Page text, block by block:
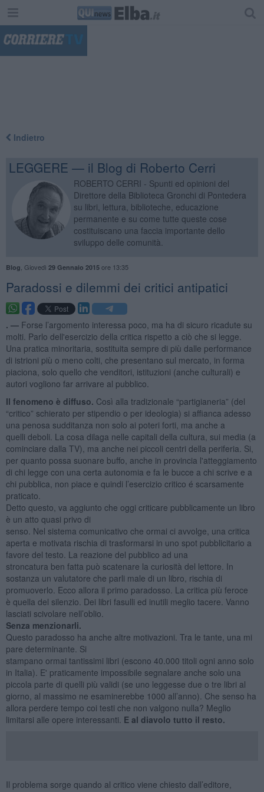
Indietro
LEGGERE — il Blog di Roberto Cerri
ROBERTO CERRI - Spunti ed opinioni del
Direttore della Biblioteca Gronchi di Pontedera
su libri, lettura, biblioteche, educazione
permanente e su come tutte queste cose
costituiscano una faccia importante dello
sviluppo delle comunità.
Blog Giovedì 29 Gennaio 2015ore 13:35
​Paradossi e dilemmi dei critici antipatici
. — Forse l’argomento interessa poco, ma ha di sicuro ricadute su
molti. Parlo dell'esercizio della critica rispetto a ciò che si legge.
Una pratica minoritaria, sostituita sempre di più dalle performance
di istrioni più o meno colti, che presentano sul mercato, in forma
piaciona, solo quello che venditori, istituzioni (anche culturali) e
autori vogliono far arrivare al pubblico.
Il fenomeno è diffuso. Così alla tradizionale “partigianeria” (del
“critico” schierato per stipendio o per ideologia) si affianca adesso
una penosa sudditanza non solo ai poteri forti, ma anche a
quelli deboli. La cosa dilaga nelle capitali della cultura, sui media (a
cominciare dalla TV), ma anche nei piccoli centri della periferia. Si,
per quanto possa suonare buffo, anche in provincia l'atteggiamento
di chi legge con una certa autonomia e fa le bucce a chi scrive e a
chi pubblica, non piace e quindi l’esercizio critico é scarsamente
praticato.
Detto questo, va aggiunto che oggi criticare pubblicamente un libro
è un atto quasi privo di
senso. Nel sistema comunicativo che ormai ci avvolge, una critica
aperta e motivata rischia di trasformarsi in uno spot pubblicitario a
favore del testo. La reazione del pubblico ad una
stroncatura ben fatta può scatenare la curiosità del lettore. In
sostanza un valutatore che parli male di un libro, rischia di
promuoverlo. Ecco allora il primo paradosso. La critica più feroce
è quella del silenzio. Dei libri fasulli ed inutili meglio tacere. Vanno
lasciati scivolare nell’oblio.
Senza menzionarli.
Questo paradosso ha anche altre motivazioni. Tra le tante, una mi
pare determinante. Si
stampano ormai tantissimi libri (escono 40.000 titoli ogni anno solo
in Italia). E' praticamente impossibile segnalare anche solo una
piccola parte di quelli più validi (se uno leggesse due o tre libri al
giorno, al massimo ne esaminerebbe 1000 all’anno). Che senso ha
allora perdere tempo coi testi che non valgono nulla? Meglio
limitarsi alle opere interessanti. E al diavolo tutto il resto.
Il problema sorge quando al critico viene chiesto dall’editore,